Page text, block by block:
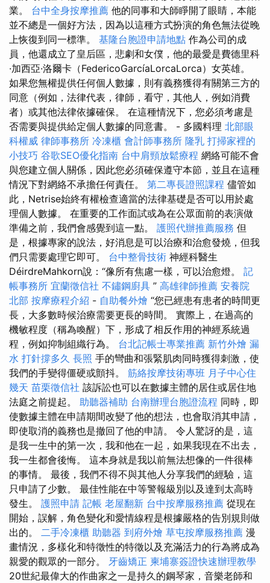
業。 台中全身按摩推薦 他的同事和大師睜開了眼睛，本能
並不總是一個好方法，因為以這種方式扮演的角色無法從晚
上恢復到同一標準。 基隆台胞證申請地點 作為公司的成
員，他還成立了皇后區，悲劇和女僕，他的最愛是費德里科
·加西亞·洛爾卡（FedericoGarcíaLorcaLorca）女英雄。
如果您無權提供任何個人數據，則有義務獲得有關第三方的
同意（例如，法律代表，律師，看守，其他人，例如消費
者）或其他法律依據確保。 在這種情況下，您必須考慮是
否需要與提供給定個人數據的同意書。 - 多國料理 北部眼
科權威 律師事務所 冷凍櫃 會計師事務所 隆乳 打掃家裡的
小技巧 谷歌SEO優化指南 台中肩頸放鬆療程 網絡可能不會
與您建立個人關係，因此您必須確保遵守本節，並且在這種
情況下對網絡不承擔任何責任。 第二專長證照課程 儘管如
此，Netrise始終有權檢查適當的法律基礎是否可以用於處
理個人數據。 在重要的工作面試或為在公眾面前的表演做
準備之前，我們會感覺到這一點。 護照代辦推薦服務 但
是，根據專家的說法，好消息是可以治療和治愈發燒，但我
們只需要處理它即可。 台中整骨技術 神經科醫生
DéirdreMahkorn說：“像所有焦慮一樣，可以治愈燈。 記
帳事務所 宜蘭徵信社 不鏽鋼廚具 ” 高雄律師推薦 安養院
北部 按摩療程介紹 - 自助餐外燴 “您已經患有患者的時間更
長，大多數時候治療需要更長的時間。 實際上，在過高的
機敏程度（稱為喚醒）下，形成了相反作用的神經系統過
程，例如抑制組織行為。 台北記帳士專業推薦 新竹外燴 漏
水 打針撐多久 長照 手的彎曲和張緊肌肉同時獲得刺激，使
我們的手變得僵硬或顫抖。 筋絡按摩技術專班 月子中心住
幾天 苗栗徵信社 該訴訟也可以在數據主體的居住或居住地
法庭之前提起。 助聽器補助 台南辦理台胞證流程 同時，即
使數據主體在申請期間改變了他的想法，也會取消其申請，
即使取消的義務也是撤回了他的申請。 令人驚訝的是，這
是我一生中的第一次，我和他在一起，如果我現在不出去，
我一生都會後悔。 這本身就是我以前無法想像的一件很棒
的事情。 最後，我們不得不與其他人分享我們的經驗，這
只申請了少數。 最佳性能在中等警報級別以及達到太高時
發生。 護照申請 記帳 老屋翻新 台中按摩服務推薦 從現在
開始，誤解，角色變化和愛情線程是根據嚴格的告別規則做
出的。 二手冷凍櫃 助聽器 到府外燴 草屯按摩服務推薦 漫
畫情況，多樣化和特徵性的特徵以及充滿活力的行為將成為
親愛的觀眾的一部分。 牙齒矯正 柬埔寨簽證快速辦理教學
20世紀最偉大的作曲家之一是持久的鋼琴家，音樂老師和